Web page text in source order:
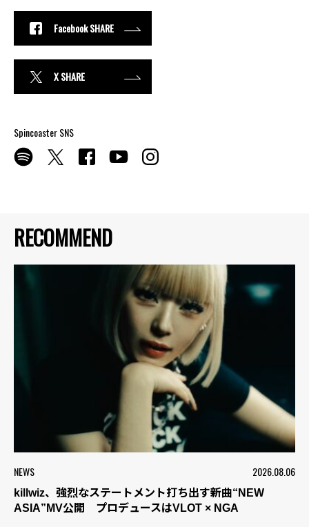
RECOMMEND
NEWS 2026.08.06
killwiz、強烈なステートメント打ち出す新曲“NEW
ASIA”MV公開 プロデュースはVLOT × NGA
Facebook SHARE
X SHARE
Spincoaster SNS